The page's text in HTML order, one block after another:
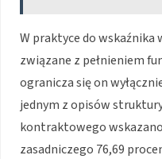
W praktyce do wskaźnika
związane z pełnieniem
ogranicza się on
jednym z opisów
kontraktowego
zasadniczego 76,69